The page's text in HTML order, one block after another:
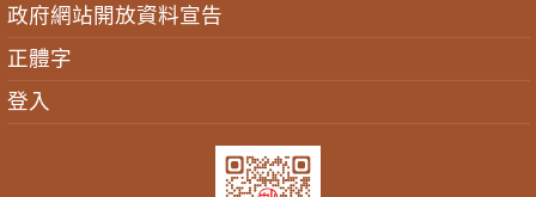
政府網站開放資料宣告
正體字
登入